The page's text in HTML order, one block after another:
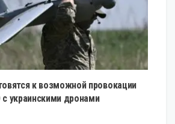
к возможной провокации
украинскими дронами